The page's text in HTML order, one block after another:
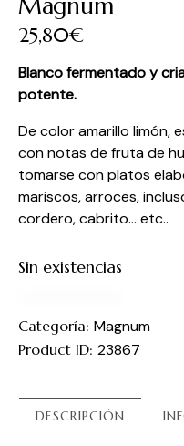
25,80€
Blanco fermentado y
potente.
De color amarillo limón,
con notas de fruta de
tomarse con platos
mariscos, arroces,
cordero, cabrito… etc..
Sin existencias
Categoría: Magnum
Product ID: 23867
DESCRIPCIÓN